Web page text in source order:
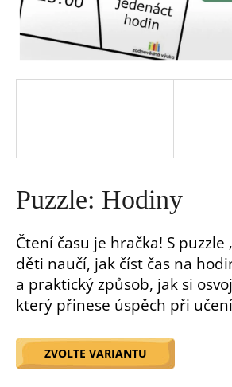
Puzzle: Hodiny
Čtení času je hračka! S puzzle
děti naučí, jak číst čas na
a praktický způsob, jak si
který přinese úspěch při
ZVOLTE VARIANTU
a
j
t
HLEDAT
D
o
p
o